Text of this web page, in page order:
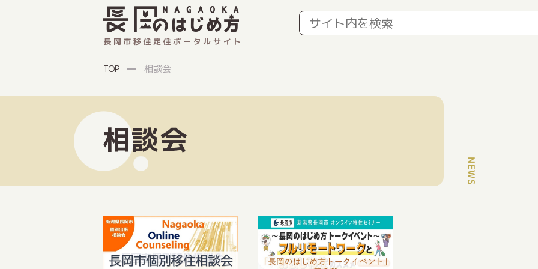
長岡市移住定住ポータルサイト
TOP 相談会
相談会